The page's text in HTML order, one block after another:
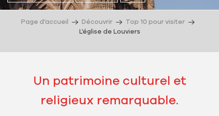
Page d’accueil Découvrir
Top 10 pour visiter
L’église de Louviers
Un patrimoine culturel et
religieux remarquable.